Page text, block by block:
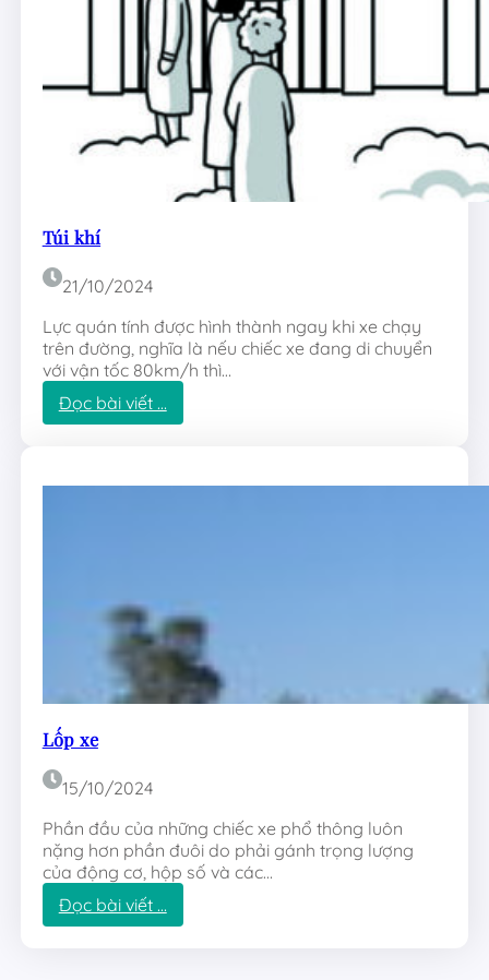
Túi khí
21/10/2024
Lực quán tính được hình thành ngay khi xe chạy
trên đường, nghĩa là nếu chiếc xe đang di chuyển
với vận tốc 80km/h thì…
Đọc bài viết …:
T
k
Lốp xe
15/10/2024
Phần đầu của những chiếc xe phổ thông luôn
nặng hơn phần đuôi do phải gánh trọng lượng
của động cơ, hộp số và các…
Đọc bài viết …:
L